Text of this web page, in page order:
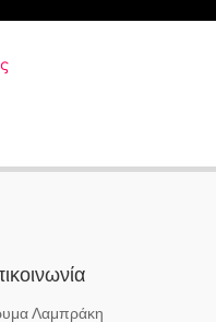
Λαμπράκη